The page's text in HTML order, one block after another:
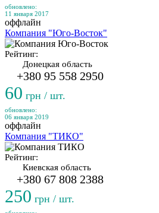
обновлено:
11 января 2017
оффлайн
Компания "Юго-Восток"
Рейтинг:
Донецкая область
+380 95 558 2950
60 грн / шт.
обновлено:
06 января 2019
оффлайн
Компания "ТИКО"
Рейтинг:
Киевская область
+380 67 808 2388
250 грн / шт.